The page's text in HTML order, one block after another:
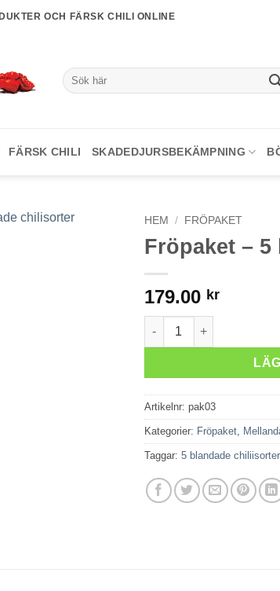
OCH FÄRSK CHILI ONLINE
Sök
efter:
FÄRSK CHILI SKADEDJURSBEKÄMPNING
HEM / FRÖPAKET
Fröpaket –
179.00 kr
Fröpaket - 5 blandade
Artikelnr: pak03
Kategorier: Fröpaket,
Taggar: 5 blandade chiliisorter,